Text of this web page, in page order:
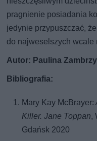
pragnienie posiadania
jedynie przypuszczać,
do najweselszych wcale
Autor: Paulina
Bibliografia:
Mary Kay McBrayer:
Killer. Jane Toppan,
Gdańsk 2020